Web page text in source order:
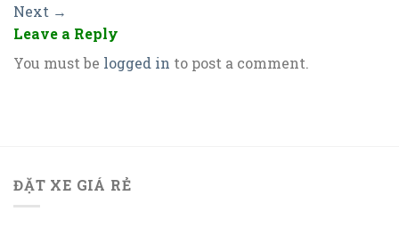
Next →
Leave a Reply
You must be logged in to post a comment.
ĐẶT XE GIÁ RẺ